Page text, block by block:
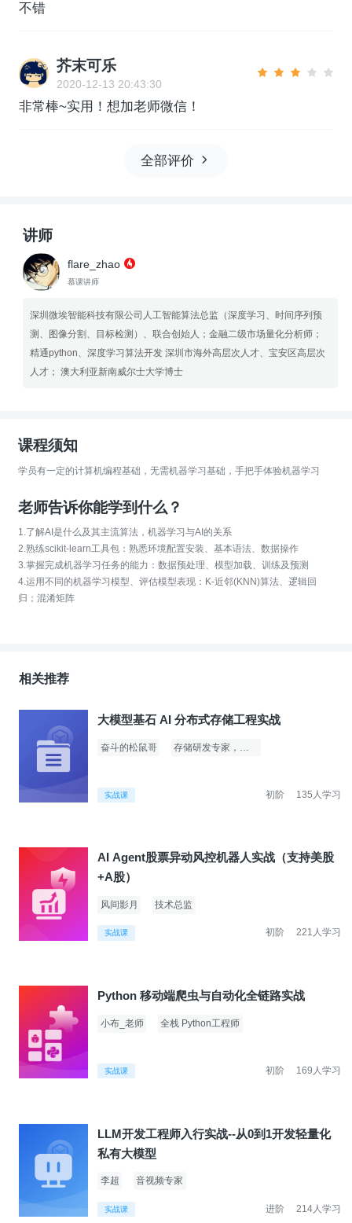
不错
芥末可乐
2020-12-13 20:43:30
非常棒~实用！想加老师微信！
全部评价
讲师
flare_zhao
慕课讲师
深圳微埃智能科技有限公司人工智能算法总监（深度学习、时间序列预
测、图像分割、目标检测）、联合创始人；金融二级市场量化分析师；
精通python、深度学习算法开发 深圳市海外高层次人才、宝安区高层次
人才； 澳大利亚新南威尔士大学博士
课程须知
学员有一定的计算机编程基础，无需机器学习基础，手把手体验机器学习
老师告诉你能学到什么？
1.了解AI是什么及其主流算法，机器学习与AI的关系
2.熟练scikit-learn工具包：熟悉环境配置安装、基本语法、数据操作
3.掌握完成机器学习任务的能力：数据预处理、模型加载、训练及预测
4.运用不同的机器学习模型、评估模型表现：K-近邻(KNN)算法、逻辑回
归；混淆矩阵
相关推荐
大模型基石 AI 分布式存储工程实战
奋斗的松鼠哥
实战课 135人学习
初阶
AI Agent股票异动风控机器人实战（支持美股
+A股）
风间影月 技术总监
实战课 221人学习
初阶
Python 移动端爬虫与自动化全链路实战
小布_老师 全栈 Python工程师
实战课 169人学习
初阶
LLM开发工程师入行实战--从0到1开发轻量化
私有大模型
李超 音视频专家
实战课 214人学习
进阶